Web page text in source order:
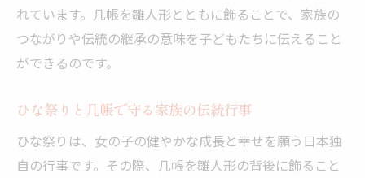
れています。几帳を雛人形とともに飾ることで、家族の
つながりや伝統の継承の意味を子どもたちに伝えること
ができるのです。
ひな祭りと几帳で守る家族の伝統行事
ひな祭りは、女の子の健やかな成長と幸せを願う日本独
自の行事です。その際、几帳を雛人形の背後に飾ること